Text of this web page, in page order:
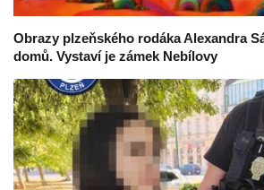
Obrazy plzeňského rodáka Alexandra
domů. Vystaví je zámek Nebílovy